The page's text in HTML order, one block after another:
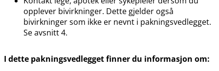
opplever bivirkninger. Dette gjelder også
bivirkninger som ikke er nevnt i pakningsvedlegget.
Se avsnitt 4.
I dette pakningsvedlegget finner du informasjon om: